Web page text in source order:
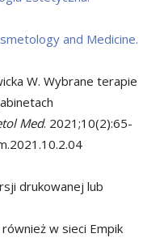
and Medicine.
W. Wybrane terapie
Med. 2021;10(2):65-
drukowanej lub
w sieci Empik